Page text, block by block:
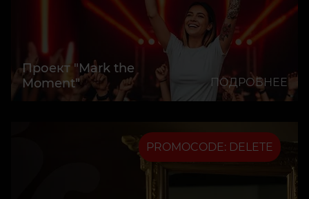
Проект "Mark the
Moment"
ПОДРОБНЕЕ
PROMOCODE: DELETE